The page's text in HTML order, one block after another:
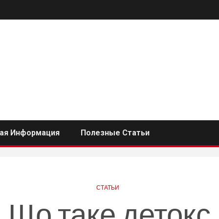
Информация Полезные Статьи
СТАТЬИ